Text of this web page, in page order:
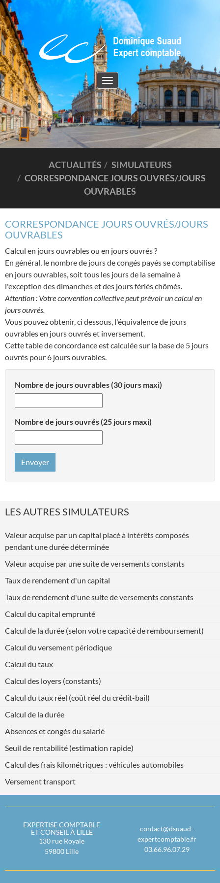
Toggle
navigation
ACTUALITÉS
SIMULATEURS
CORRESPONDANCE JOURS OUVRÉS/JOURS
OUVRABLES
CORRESPONDANCE JOURS OUVRÉS/JOURS
OUVRABLES
Calcul en jours ouvrables ou en jours ouvrés ?
En général, le nombre de jours de congés payés se comptabilise
en jours ouvrables, soit tous les jours de la semaine à
l'exception des dimanches et des jours fériés chômés.
Attention : Votre convention collective peut prévoir un calcul en
jours ouvrés.
Vous pouvez obtenir, ci dessous, l'équivalence de jours
ouvrables en jours ouvrés et inversement.
Cette table de concordance est calculée sur la base de 5 jours
ouvrés pour 6 jours ouvrables.
Nombre de jours ouvrables (30 jours maxi)
Nombre de jours ouvrés (25 jours maxi)
Envoyer
LES AUTRES SIMULATEURS
Valeur acquise par un capital placé à intérêts composés
pendant une durée déterminée
Valeur acquise par une suite de versements constants
Taux de rendement d'un capital
Taux de rendement d'une suite de versements constants
Calcul du capital emprunté
Calcul de la durée (selon votre capacité de remboursement)
Calcul du versement périodique
Calcul du taux
Calcul des loyers (constants)
Calcul du taux réel (coût réel du crédit-bail)
Calcul de la durée
Absences et congés du salarié
Seuil de rentabilité (estimation rapide)
Calcul des frais kilométriques : véhicules automobiles
Versement transport
EXPERTISE COMPTABLE
ET CONSEIL À LILLE
130 rue Royale
59800 Lille
contact@dsuaud-
expertcomptable.fr
03.66.96.07.29